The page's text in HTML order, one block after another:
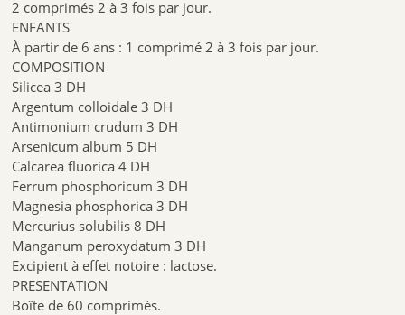
2 comprimés 2 à 3 fois par jour.
ENFANTS
À partir de 6 ans : 1 comprimé 2 à 3 fois par jour.
COMPOSITION
Silicea 3 DH
Argentum colloidale 3 DH
Antimonium crudum 3 DH
Arsenicum album 5 DH
Calcarea fluorica 4 DH
Ferrum phosphoricum 3 DH
Magnesia phosphorica 3 DH
Mercurius solubilis 8 DH
Manganum peroxydatum 3 DH
Excipient à effet notoire : lactose.
PRESENTATION
Boîte de 60 comprimés.